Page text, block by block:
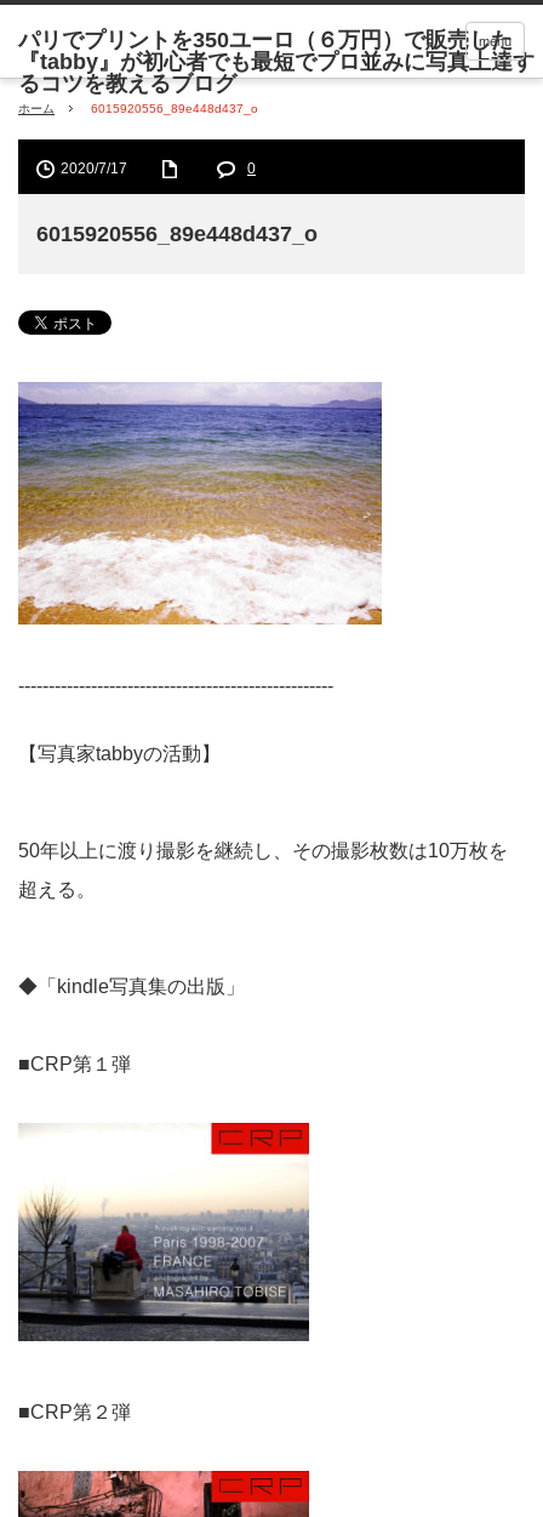
menu
ホーム 6015920556_89e448d437_o
2020/7/17 0
6015920556_89e448d437_o
----------------------------------------------------
【写真家tabbyの活動】
50年以上に渡り撮影を継続し、その撮影枚数は10万枚を
超える。
◆「kindle写真集の出版」
■CRP第１弾
■CRP第２弾